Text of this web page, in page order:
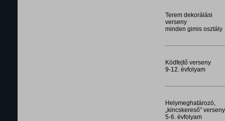
Terem dekorálási
verseny
minden gimis osztály
Kódfejtő verseny
9-12. évfolyam
Helymeghatározó,
„kincskereső” verseny
5-6. évfolyam